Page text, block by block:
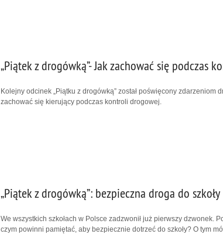
„Piątek z drogówką”- Jak zachować się podczas
Kolejny odcinek „Piątku z drogówką” został poświęcony
zachować się kierujący podczas kontroli drogowej.
„Piątek z drogówką”: bezpieczna droga do szkoły
We wszystkich szkołach w Polsce zadzwonił już pierwszy dzwonek.
czym powinni pamiętać, aby bezpiecznie dotrzeć do szkoły? O tym